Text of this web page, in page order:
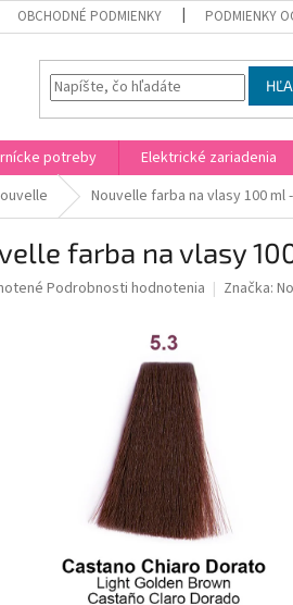
OBCHODNÉ PODMIENKY PODMIENKY
potreby Elektrické zariadenia
Nouvelle farba na vlasy 100 ml
farba na vlasy
Podrobnosti hodnotenia Značka: